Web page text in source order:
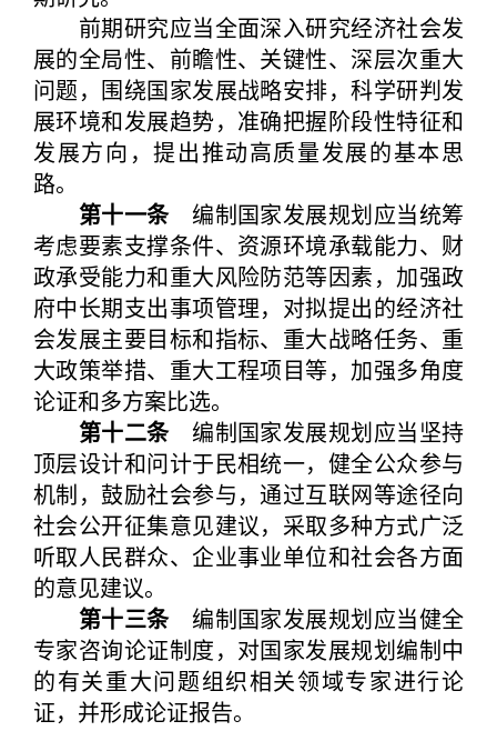
前期研究应当全面深入研究经济社会发
展的全局性、前瞻性、关键性、深层次重大
问题，围绕国家发展战略安排，科学研判发
展环境和发展趋势，准确把握阶段性特征和
发展方向，提出推动高质量发展的基本思
路。
第十一条编制国家发展规划应当统筹
考虑要素支撑条件、资源环境承载能力、财
政承受能力和重大风险防范等因素，加强政
府中长期支出事项管理，对拟提出的经济社
会发展主要目标和指标、重大战略任务、重
大政策举措、重大工程项目等，加强多角度
论证和多方案比选。
第十二条编制国家发展规划应当坚持
顶层设计和问计于民相统一，健全公众参与
机制，鼓励社会参与，通过互联网等途径向
社会公开征集意见建议，采取多种方式广泛
听取人民群众、企业事业单位和社会各方面
的意见建议。
第十三条编制国家发展规划应当健全
专家咨询论证制度，对国家发展规划编制中
的有关重大问题组织相关领域专家进行论
证，并形成论证报告。